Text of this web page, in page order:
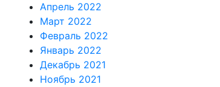
Апрель 2022
Март 2022
Февраль 2022
Январь 2022
Декабрь 2021
Ноябрь 2021